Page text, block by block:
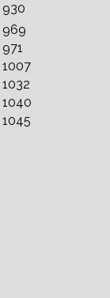
930
969
971
1007
1032
1040
1045